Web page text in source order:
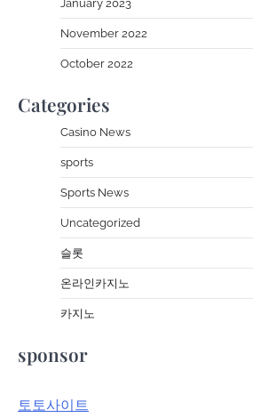
January 2023
November 2022
October 2022
Categories
Casino News
sports
Sports News
Uncategorized
슬롯
온라인카지노
카지노
sponsor
토토사이트